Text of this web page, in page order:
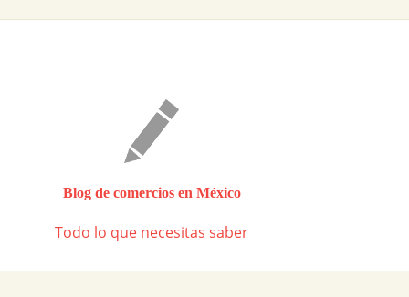
Blog de comercios en México
Todo lo que necesitas saber